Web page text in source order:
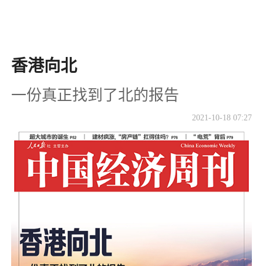
香港向北
一份真正找到了北的报告
2021-10-18 07:27